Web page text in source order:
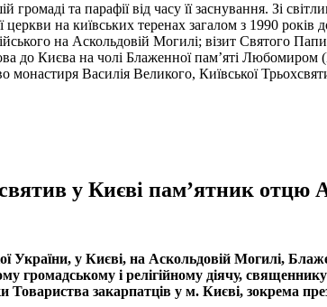
та парафії від часу її заснування. Зі
на київських теренах загалом з 1990 років
на Аскольдовій Могилі; візит Святого
до Києва на чолі Блаженної пам’яті Любомиром
Василія Великого, Київської
у Києві пам’ятник отцю
України, у Києві, на Аскольдовій Могилі,
і релігійному діячу,
закарпатців у м. Києві, зокрема